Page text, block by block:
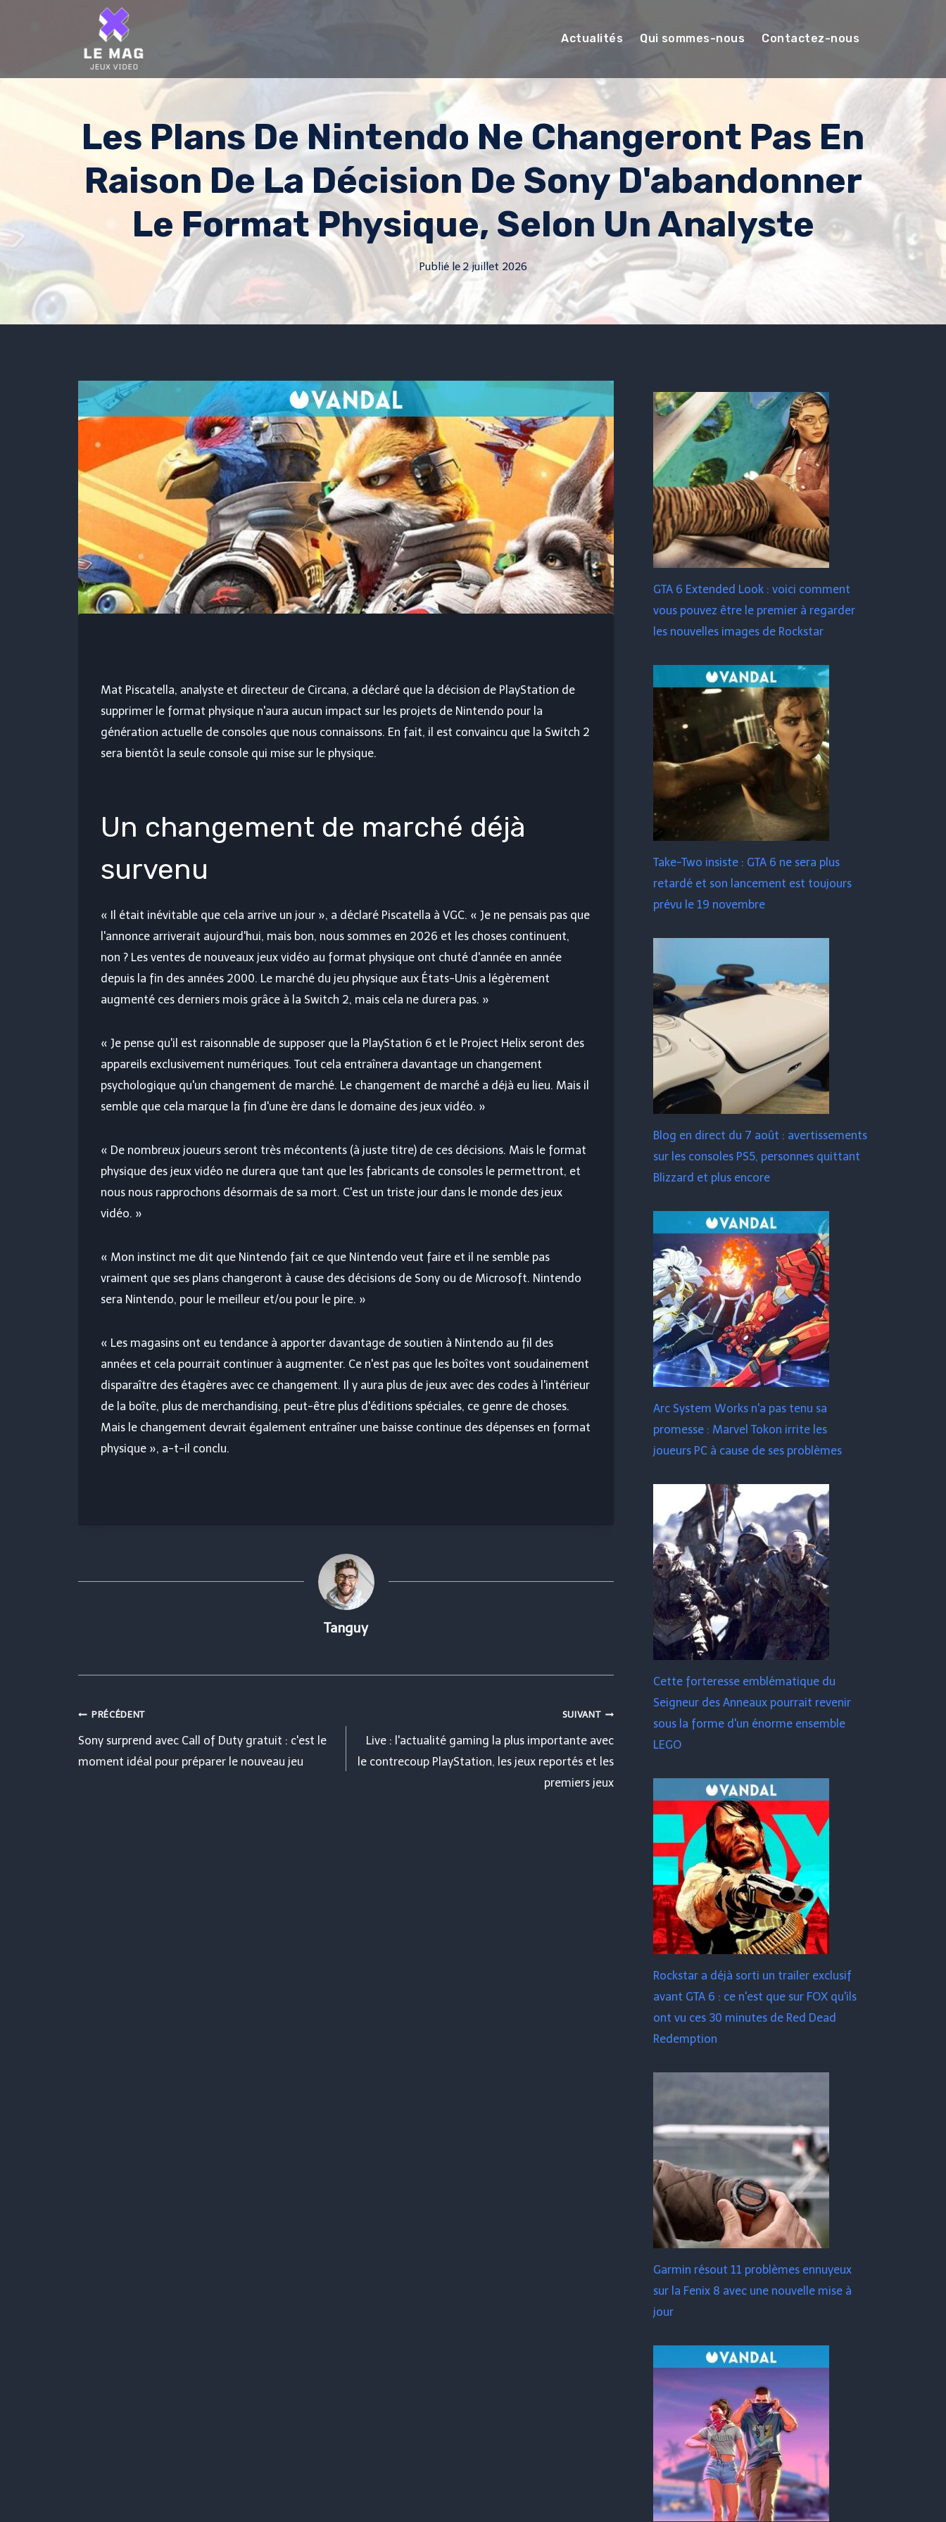
Actualités Qui sommes-nous Contactez-nous
Les Plans De Nintendo Ne Changeront Pas En
Raison De La Décision De Sony D'abandonner
Le Format Physique, Selon Un Analyste
Publié le 2 juillet 2026
Mat Piscatella, analyste et directeur de Circana, a déclaré que la décision de PlayStation de
supprimer le format physique n'aura aucun impact sur les projets de Nintendo pour la
génération actuelle de consoles que nous connaissons. En fait, il est convaincu que la Switch 2
sera bientôt la seule console qui mise sur le physique.
Un changement de marché déjà
survenu
« Il était inévitable que cela arrive un jour », a déclaré Piscatella à VGC. « Je ne pensais pas que
l'annonce arriverait aujourd'hui, mais bon, nous sommes en 2026 et les choses continuent,
non ? Les ventes de nouveaux jeux vidéo au format physique ont chuté d'année en année
depuis la fin des années 2000. Le marché du jeu physique aux États-Unis a légèrement
augmenté ces derniers mois grâce à la Switch 2, mais cela ne durera pas. »
« Je pense qu'il est raisonnable de supposer que la PlayStation 6 et le Project Helix seront des
appareils exclusivement numériques. Tout cela entraînera davantage un changement
psychologique qu'un changement de marché. Le changement de marché a déjà eu lieu. Mais il
semble que cela marque la fin d'une ère dans le domaine des jeux vidéo. »
« De nombreux joueurs seront très mécontents (à juste titre) de ces décisions. Mais le format
physique des jeux vidéo ne durera que tant que les fabricants de consoles le permettront, et
nous nous rapprochons désormais de sa mort. C'est un triste jour dans le monde des jeux
vidéo. »
« Mon instinct me dit que Nintendo fait ce que Nintendo veut faire et il ne semble pas
vraiment que ses plans changeront à cause des décisions de Sony ou de Microsoft. Nintendo
sera Nintendo, pour le meilleur et/ou pour le pire. »
« Les magasins ont eu tendance à apporter davantage de soutien à Nintendo au fil des
années et cela pourrait continuer à augmenter. Ce n'est pas que les boîtes vont soudainement
disparaître des étagères avec ce changement. Il y aura plus de jeux avec des codes à l'intérieur
de la boîte, plus de merchandising, peut-être plus d'éditions spéciales, ce genre de choses.
Mais le changement devrait également entraîner une baisse continue des dépenses en format
physique », a-t-il conclu.
Tanguy
Navigation
de
PRÉCÉDENT
Sony surprend avec Call of Duty gratuit : c'est le
moment idéal pour préparer le nouveau jeu
SUIVANT
Live : l'actualité gaming la plus importante avec
le contrecoup PlayStation, les jeux reportés et les
premiers jeux
GTA 6 Extended Look : voici comment
vous pouvez être le premier à regarder
les nouvelles images de Rockstar
Take-Two insiste : GTA 6 ne sera plus
retardé et son lancement est toujours
prévu le 19 novembre
Blog en direct du 7 août : avertissements
sur les consoles PS5, personnes quittant
Blizzard et plus encore
Arc System Works n'a pas tenu sa
promesse : Marvel Tokon irrite les
joueurs PC à cause de ses problèmes
Cette forteresse emblématique du
Seigneur des Anneaux pourrait revenir
sous la forme d'un énorme ensemble
LEGO
Rockstar a déjà sorti un trailer exclusif
avant GTA 6 : ce n'est que sur FOX qu'ils
ont vu ces 30 minutes de Red Dead
Redemption
Garmin résout 11 problèmes ennuyeux
sur la Fenix ​​​​8 avec une nouvelle mise à
jour